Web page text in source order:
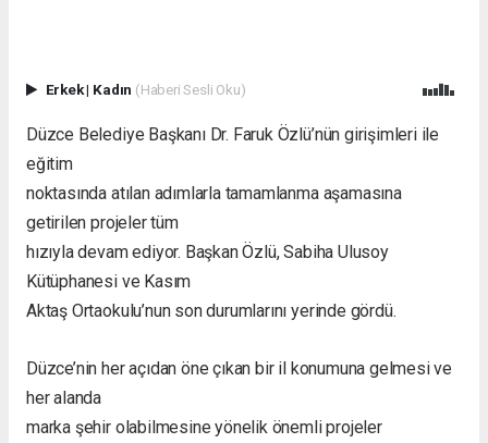
Erkek| Kadın (Haberi Sesli Oku)
Düzce Belediye Başkanı Dr. Faruk Özlü’nün girişimleri ile
eğitim
noktasında atılan adımlarla tamamlanma aşamasına
getirilen projeler tüm
hızıyla devam ediyor. Başkan Özlü, Sabiha Ulusoy
Kütüphanesi ve Kasım
Aktaş Ortaokulu’nun son durumlarını yerinde gördü.
Düzce’nin her açıdan öne çıkan bir il konumuna gelmesi ve
her alanda
marka şehir olabilmesine yönelik önemli projeler